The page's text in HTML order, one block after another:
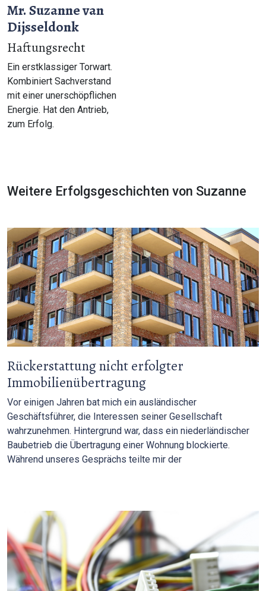
Mr. Suzanne van
Dijsseldonk
Haftungsrecht
Ein erstklassiger Torwart.
Kombiniert Sachverstand
mit einer unerschöpflichen
Energie. Hat den Antrieb,
zum Erfolg.
Weitere Erfolgsgeschichten von Suzanne
Rückerstattung nicht erfolgter
Immobilienübertragung
Vor einigen Jahren bat mich ein ausländischer
Geschäftsführer, die Interessen seiner Gesellschaft
wahrzunehmen. Hintergrund war, dass ein niederländischer
Baubetrieb die Übertragung einer Wohnung blockierte.
Während unseres Gesprächs teilte mir der